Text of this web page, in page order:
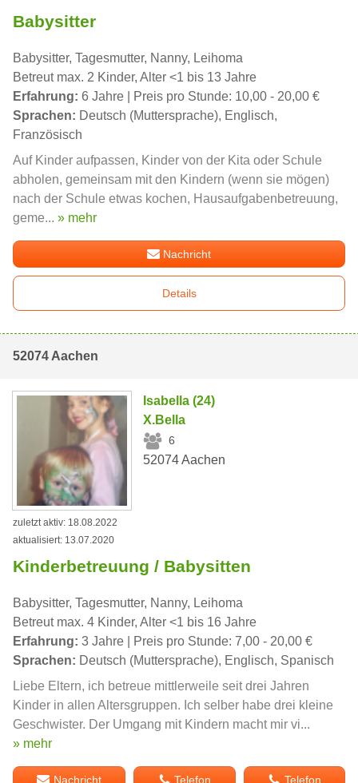
Babysitter
Babysitter, Tagesmutter, Nanny, Leihoma
Betreut max. 2 Kinder, Alter <1 bis 13 Jahre
Erfahrung: 6 Jahre | Preis pro Stunde: 10,00 - 20,00 €
Sprachen: Deutsch (Muttersprache), Englisch,
Französisch
Auf Kinder aufpassen, Kinder von der Kita oder Schule
abholen, gemeinsam mit den Kindern (wenn sie mögen)
nach der Schule etwas kochen, Hausaufgabenbetreuung,
geme... » mehr
Nachricht
Details
52074 Aachen
Isabella (24)
X.Bella
6
52074 Aachen
zuletzt aktiv: 18.08.2022
aktualisiert: 13.07.2020
Kinderbetreuung / Babysitten
Babysitter, Tagesmutter, Nanny, Leihoma
Betreut max. 4 Kinder, Alter <1 bis 16 Jahre
Erfahrung: 3 Jahre | Preis pro Stunde: 7,00 - 20,00 €
Sprachen: Deutsch (Muttersprache), Englisch, Spanisch
Liebe Eltern, ich betreue mittlerweile seit drei Jahren
Kinder in allen Altersgruppen. Ich selber habe drei kleine
Geschwister. Der Umgang mit Kindern macht mir vi...
» mehr
Nachricht Telefon Telefon